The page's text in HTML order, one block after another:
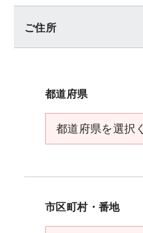
ご住所
都道府県
市区町村・番地